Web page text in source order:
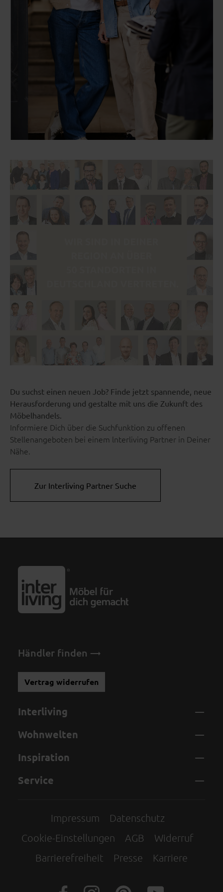
Du suchst einen neuen Job? Finde jetzt spannende, neue
Herausforderung und gestalte mit uns die Zukunft des
Möbelhandels.
Informiere Dich über die Suchfunktion zu offenen
Stellenangeboten bei einem lnterliving Partner in Deiner
Nähe.
Zur Interliving Partner Suche
Händler finden
Vertrag widerrufen
Interliving
Wohnwelten
Inspiration
Service
Impressum
Datenschutz
Cookie-Einstellungen
AGB
Widerruf
Barrierefreiheit
Presse Karriere